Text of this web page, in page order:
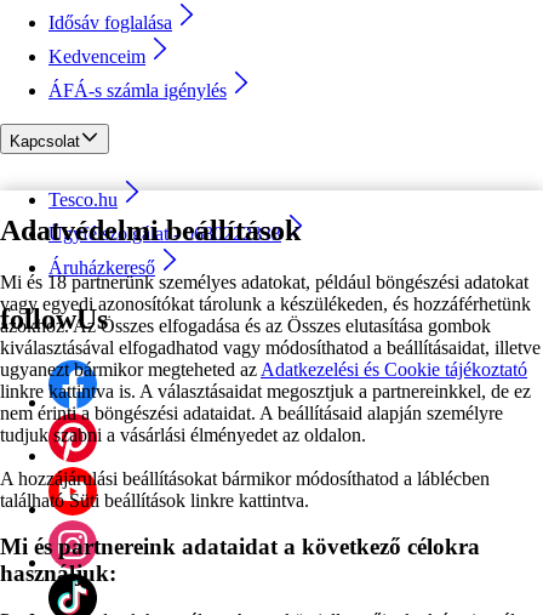
Adatvédelmi beállítások
Mi és 18 partnerünk személyes adatokat, például böngészési adatokat
vagy egyedi azonosítókat tárolunk a készülékeden, és hozzáférhetünk
azokhoz. Az Összes elfogadása és az Összes elutasítása gombok
kiválasztásával elfogadhatod vagy módosíthatod a beállításaidat, illetve
ugyanezt bármikor megteheted az Adatkezelési és Cookie tájékoztató
linkre kattintva is. A választásaidat megosztjuk a partnereinkkel, de ez
nem érinti a böngészési adataidat. A beállításaid alapján személyre
tudjuk szabni a vásárlási élményedet az oldalon.
A hozzájárulási beállításokat bármikor módosíthatod a láblécben
található Süti beállítások linkre kattintva.
Mi és partnereink adataidat a következő célokra
használjuk:
Idősáv foglalása
Kedvenceim
ÁFÁ-s számla igénylés
Kapcsolat
Tesco.hu
Ügyfélszolgálat - 0680222333
Áruházkereső
followUs